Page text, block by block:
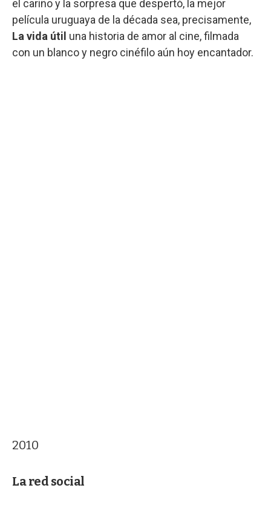
el cariño y la sorpresa que despertó, la mejor
película uruguaya de la década sea, precisamente,
La vida útil una historia de amor al cine, filmada
con un blanco y negro cinéfilo aún hoy encantador.
2010
La red social